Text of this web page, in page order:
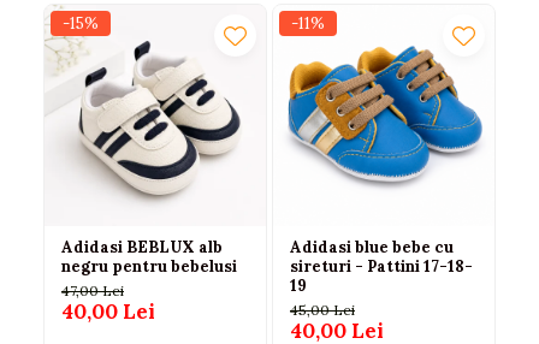
-15%
Adidasi BEBLUX alb
negru pentru bebelusi
47,00 Lei
40,00 Lei
-11%
Adidasi blue bebe cu
sireturi - Pattini 17-18-
19
45,00 Lei
40,00 Lei